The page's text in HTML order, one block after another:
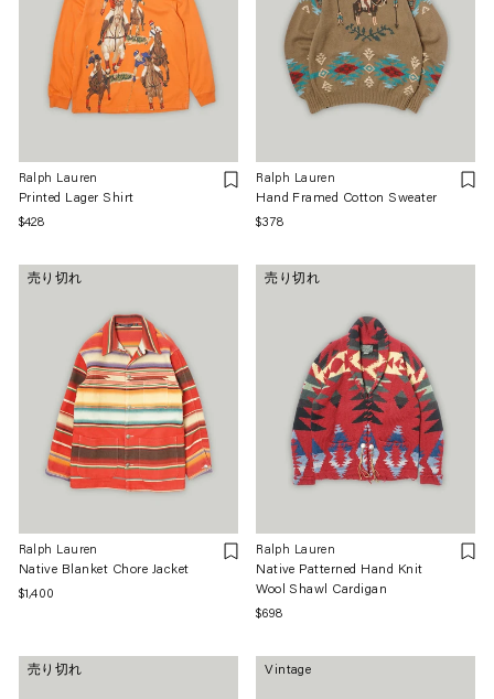
Ralph Lauren
Printed Lager Shirt
通
価
格
$428
Ralph Lauren
Hand Framed Cotton Sweater
通
価
格
$378
売り切れ
Ralph Lauren
Native Blanket Chore Jacket
通
格
$1,400
売り切れ
Ralph Lauren
Native Patterned Hand Knit
Wool Shawl Cardigan
通
価
格
$698
売り切れ Vintage